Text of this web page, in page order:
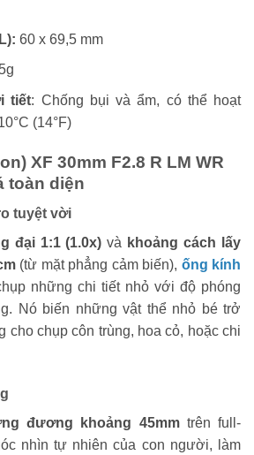
60 x 69,5 mm
tiết: Chống bụi và ẩm, có thể hoạt
(14°F)
XF 30mm F2.8 R LM WR
toàn diện
tuyệt vời
đại 1:1 (1.0x) và khoảng cách lấy
(từ mặt phẳng cảm biến), ống kính
những chi tiết nhỏ với độ phóng
Nó biến những vật thể nhỏ bé trở
cho chụp côn trùng, hoa cỏ, hoặc chi
đương khoảng 45mmtrên full-
nhìn tự nhiên của con người, làm